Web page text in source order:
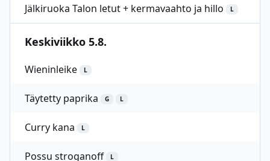
Jälkiruoka Talon letut + kermavaahto ja hillo L
Keskiviikko 5.8.
Wieninleike L
Täytetty paprika G L
Curry kana L
Possu stroganoff L